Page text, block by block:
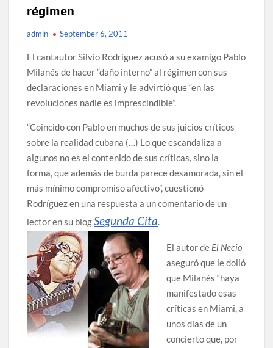
régimen
admin September 6, 2011
El cantautor Silvio Rodríguez acusó a su examigo Pablo
Milanés de hacer “daño interno” al régimen con sus
declaraciones en Miami y le advirtió que “en las
revoluciones nadie es imprescindible”.
“Coincido con Pablo en muchos de sus juicios críticos
sobre la realidad cubana (…) Lo que escandaliza a
algunos no es el contenido de sus críticas, sino la
forma, que además de burda parece desamorada, sin el
más mínimo compromiso afectivo”, cuestionó
Rodríguez en una respuesta a un comentario de un
lector en su blogSegunda Cita.
El autor de El Necio
aseguró que le dolió
que Milanés “haya
manifestado esas
críticas en Miami, a
unos días de un
concierto que, por